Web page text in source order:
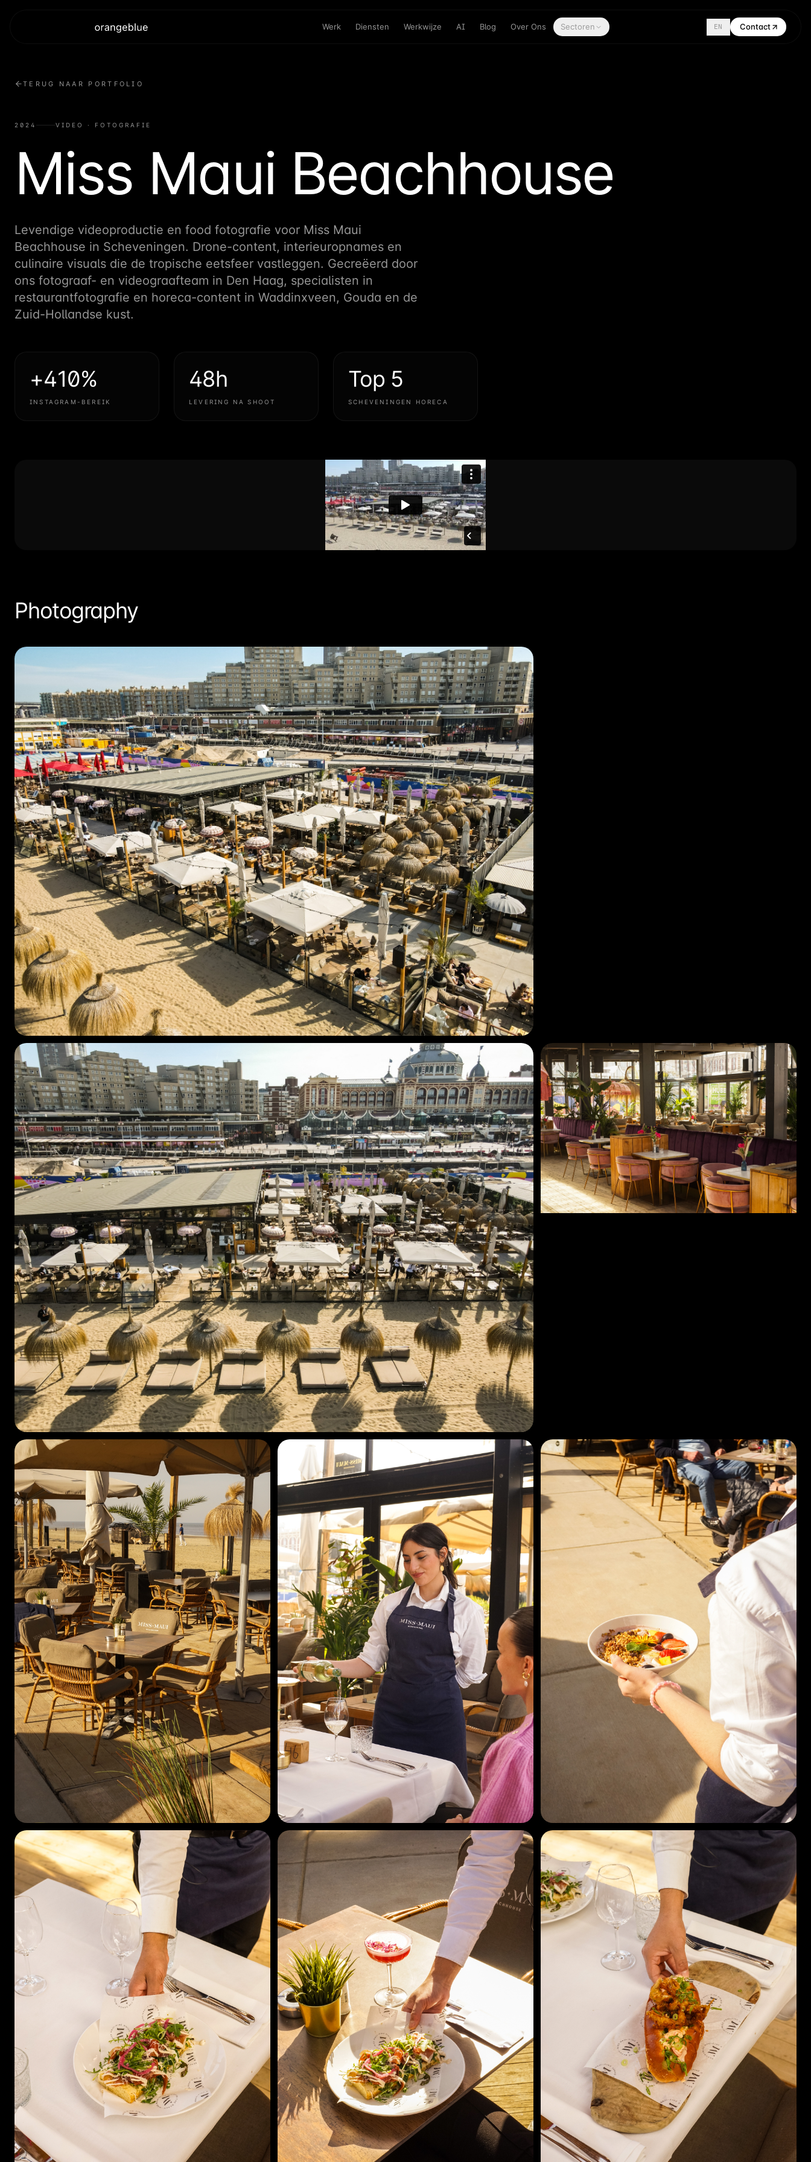
Werk Diensten Werkwijze AI Blog Over Ons Sectoren EN Contact
TERUG NAAR PORTFOLIO
2024 VIDEO · FOTOGRAFIE
Miss Maui Beachhouse
Levendige videoproductie en food fotografie voor Miss Maui
Beachhouse in Scheveningen. Drone-content, interieuropnames en
culinaire visuals die de tropische eetsfeer vastleggen. Gecreëerd door
ons fotograaf- en videograafteam in Den Haag, specialisten in
restaurantfotografie en horeca-content in Waddinxveen, Gouda en de
Zuid-Hollandse kust.
+410%
INSTAGRAM-BEREIK
48h
LEVERING NA SHOOT
Top 5
SCHEVENINGEN HORECA
Photography